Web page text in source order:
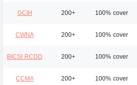
GCIH 200+ 100% cover
CWNA 200+ 100% cover
BICSI RCDD 200+ 100% cover
CCMA 200+ 100% cover